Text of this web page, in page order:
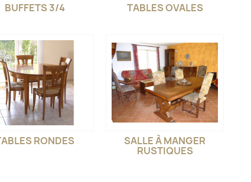
BUFFETS 3/4 TABLES OVALES
RONDES SALLE À MANGER
RUSTIQUES